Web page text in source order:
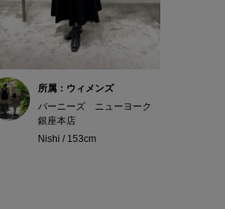
所属：ウィメンズ
バーニーズ ニューヨーク
銀座本店
Nishi / 153cm